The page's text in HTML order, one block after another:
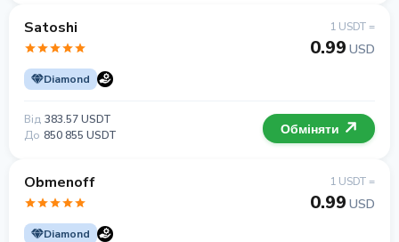
Satoshi
Diamond
1 USDT =
0.99 USD
Від 383.57 USDT
До 850 855 USDT Обміняти
Obmenoff
Diamond
1 USDT =
0.99 USD